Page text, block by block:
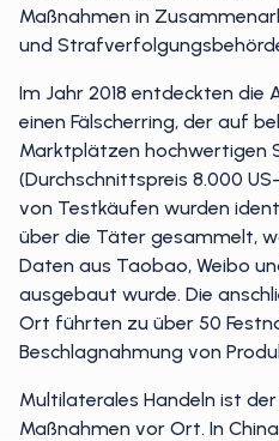
Maßnahmen in
und
Im Jahr 2018 entdeckten die
einen Fälscherring, der auf
Marktplätzen hochwertigen
(Durchschnittspreis 8.000
von Testkäufen wurden
über die Täter gesammelt,
Daten aus Taobao, Weibo
ausgebaut wurde. Die
Ort führten zu über 50
Beschlagnahmung von
Multilaterales Handeln ist
Maßnahmen vor Ort. In